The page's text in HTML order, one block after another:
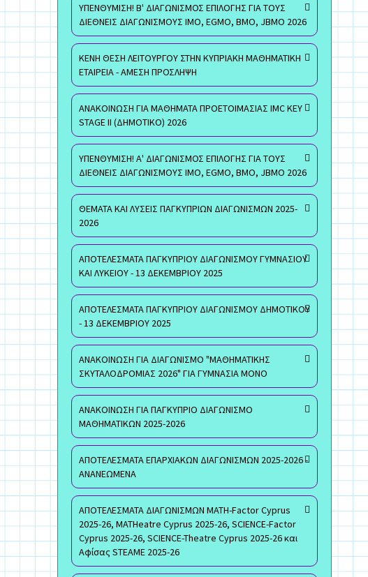
ΥΠΕΝΘΥΜΙΣΗ! Β' ΔΙΑΓΩΝΙΣΜΟΣ ΕΠΙΛΟΓΗΣ ΓΙΑ ΤΟΥΣ
ΔΙΕΘΝΕΙΣ ΔΙΑΓΩΝΙΣΜΟΥΣ ΙΜΟ, EGMO, ΒΜΟ, JBMO 2026
ΚΕΝΗ ΘΕΣΗ ΛΕΙΤΟΥΡΓΟΥ ΣΤΗΝ ΚΥΠΡΙΑΚΗ ΜΑΘΗΜΑΤΙΚΗ
ΕΤΑΙΡΕΙΑ - ΑΜΕΣΗ ΠΡΟΣΛΗΨΗ
ΑΝΑΚΟΙΝΩΣΗ ΓΙΑ ΜΑΘΗΜΑΤΑ ΠΡΟΕΤΟΙΜΑΣΙΑΣ IMC KEY
STAGE II (ΔΗΜΟΤΙΚΟ) 2026
ΥΠΕΝΘΥΜΙΣΗ! Α' ΔΙΑΓΩΝΙΣΜΟΣ ΕΠΙΛΟΓΗΣ ΓΙΑ ΤΟΥΣ
ΔΙΕΘΝΕΙΣ ΔΙΑΓΩΝΙΣΜΟΥΣ ΙΜΟ, EGMO, ΒΜΟ, JBMO 2026
ΘΕΜΑΤΑ ΚΑΙ ΛΥΣΕΙΣ ΠΑΓΚΥΠΡΙΩΝ ΔΙΑΓΩΝΙΣΜΩΝ 2025-
2026
ΑΠΟΤΕΛΕΣΜΑΤΑ ΠΑΓΚΥΠΡΙΟΥ ΔΙΑΓΩΝΙΣΜΟΥ ΓΥΜΝΑΣΙΟΥ
ΚΑΙ ΛΥΚΕΙΟΥ - 13 ΔΕΚΕΜΒΡΙΟΥ 2025
ΑΠΟΤΕΛΕΣΜΑΤΑ ΠΑΓΚΥΠΡΙΟΥ ΔΙΑΓΩΝΙΣΜΟΥ ΔΗΜΟΤΙΚΟΥ
- 13 ΔΕΚΕΜΒΡΙΟΥ 2025
ΑΝΑΚΟΙΝΩΣΗ ΓΙΑ ΔΙΑΓΩΝΙΣΜΟ "ΜΑΘΗΜΑΤΙΚΗΣ
ΣΚΥΤΑΛΟΔΡΟΜΙΑΣ 2026" ΓΙΑ ΓΥΜΝΑΣΙΑ ΜΟΝΟ
ΑΝΑΚΟΙΝΩΣΗ ΓΙΑ ΠΑΓΚΥΠΡΙΟ ΔΙΑΓΩΝΙΣΜΟ
ΜΑΘΗΜΑΤΙΚΩΝ 2025-2026
ΑΠΟΤΕΛΕΣΜΑΤΑ ΕΠΑΡΧΙΑΚΩΝ ΔΙΑΓΩΝΙΣΜΩΝ 2025-2026 -
ΑΝΑΝΕΩΜΕΝΑ
ΑΠΟΤΕΛΕΣΜΑΤΑ ΔΙΑΓΩΝΙΣΜΩΝ MATH-Factor Cyprus
2025-26, MATHeatre Cyprus 2025-26, SCIENCE-Factor
Cyprus 2025-26, SCIENCE-Theatre Cyprus 2025-26 και
Αφίσας STEAME 2025-26